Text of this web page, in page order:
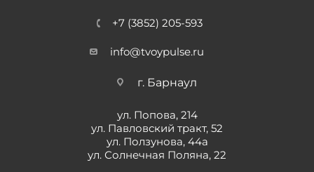
+7 (3852) 205-593
info@tvoypulse.ru
г. Барнаул
ул. Попова, 214
ул. Павловский тракт, 52
ул. Ползунова, 44а
ул. Солнечная Поляна, 22